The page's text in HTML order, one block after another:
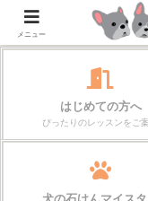
作る楽し
はじめての方へ
ぴったりのレッスンをご
メニュー